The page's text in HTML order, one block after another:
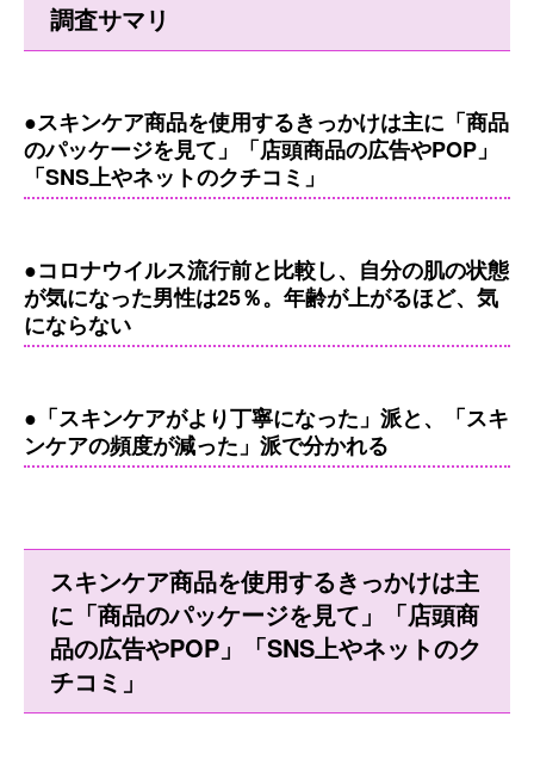
調査サマリ
●スキンケア商品を使用するきっかけは主に「商品
のパッケージを見て」「店頭商品の広告やPOP」
「SNS上やネットのクチコミ」
●コロナウイルス流行前と比較し、自分の肌の状態
が気になった男性は25％。年齢が上がるほど、気
にならない
●「スキンケアがより丁寧になった」派と、「スキ
ンケアの頻度が減った」派で分かれる
スキンケア商品を使用するきっかけは主
に「商品のパッケージを見て」「店頭商
品の広告やPOP」「SNS上やネットのク
チコミ」